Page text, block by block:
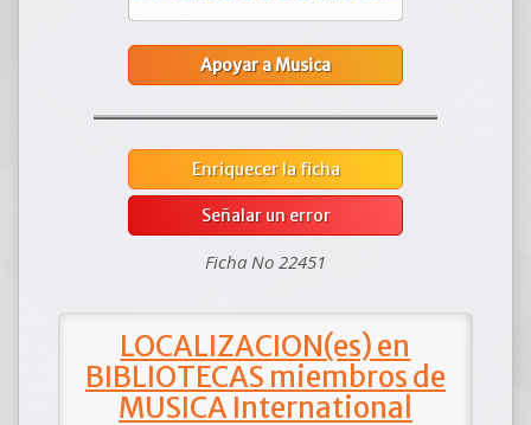
Apoyar a Musica
Enriquecer la ficha
Señalar un error
Ficha No 22451
LOCALIZACION(es) en
BIBLIOTECAS miembros de
MUSICA International